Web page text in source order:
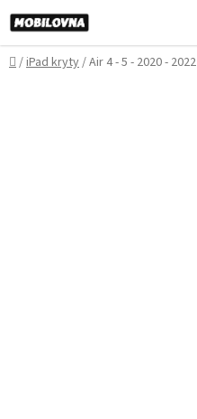
Prejsť
na
obsah
Domov
/iPad kryty/Air 4 - 5 - 2020 - 2022